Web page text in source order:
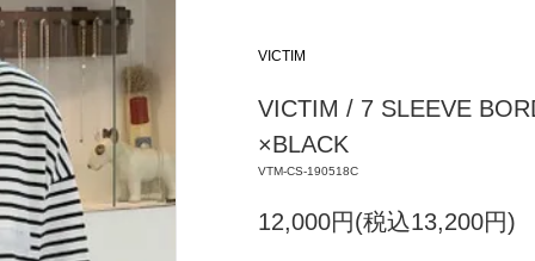
VICTIM
VICTIM / 7 SLEEVE
×BLACK
VTM-CS-190518C
12,000円(税込13,200円)